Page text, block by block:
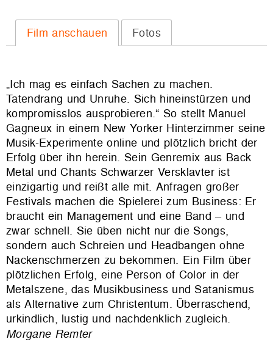
Film anschauen Fotos
„Ich mag es einfach Sachen zu machen.
Tatendrang und Unruhe. Sich hineinstürzen und
kompromisslos ausprobieren.“ So stellt Manuel
Gagneux in einem New Yorker Hinterzimmer seine
Musik-Experimente online und plötzlich bricht der
Erfolg über ihn herein. Sein Genremix aus Back
Metal und Chants Schwarzer Versklavter ist
einzigartig und reißt alle mit. Anfragen großer
Festivals machen die Spielerei zum Business: Er
braucht ein Management und eine Band – und
zwar schnell. Sie üben nicht nur die Songs,
sondern auch Schreien und Headbangen ohne
Nackenschmerzen zu bekommen. Ein Film über
plötzlichen Erfolg, eine Person of Color in der
Metalszene, das Musikbusiness und Satanismus
als Alternative zum Christentum. Überraschend,
urkindlich, lustig und nachdenklich zugleich.
Morgane Remter